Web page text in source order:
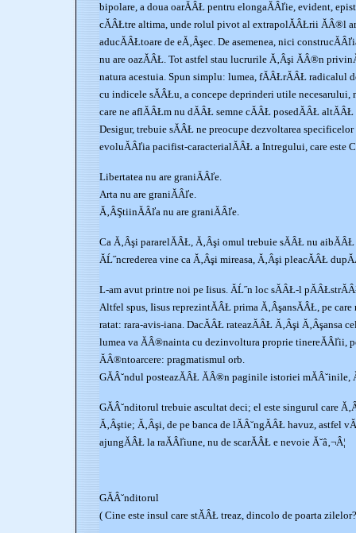
bipolare, a doua oarĂÂŁ pentru elongaĂÂľie, evident,
cĂÂŁtre altima, unde rolul pivot al extrapolĂÂŁrii ĂÂ®l
aducĂÂŁtoare de eĂ‚Âşec. De asemenea, nici
nu are oazĂÂŁ. Tot astfel stau lucrurile Ă‚Âşi ĂÂ®n
natura acestuia. Spun simplu: lumea, fĂÂŁrĂÂŁ radicalul
cu indicele sĂÂŁu, a concepe deprinderi utile
care ne aflĂÂŁm nu dĂÂŁ semne cĂÂŁ posedĂÂŁ
Desigur, trebuie sĂÂŁ ne preocupe dezvoltarea
evoluĂÂľia pacifist-caracterialĂÂŁ a Intregului, care este
Libertatea nu are graniĂÂľe.
Arta nu are graniĂÂľe.
Ă‚ÂŞtiinĂÂľa nu are graniĂÂľe.
Ca Ă‚Âşi pararelĂÂŁ, Ă‚Âşi omul trebuie sĂÂŁ nu
ĂĹ˝ncrederea vine ca Ă‚Âşi mireasa, Ă‚Âşi pleacĂÂŁ
L-am avut printre noi pe Iisus. ĂĹ˝n loc sĂÂŁ-l
Altfel spus, Iisus reprezintĂÂŁ prima Ă‚ÂşansĂÂŁ, pe
ratat: rara-avis-iana. DacĂÂŁ rateazĂÂŁ Ă‚Âşi Ă‚Âşansa
lumea va ĂÂ®nainta cu dezinvoltura proprie tinereĂÂľii,
ĂÂ®ntoarcere: pragmatismul orb.
GĂÂ˘ndul posteazĂÂŁ ĂÂ®n paginile istoriei mĂÂ˘inile,
GĂÂ˘nditorul trebuie ascultat deci; el este singurul care
Ă‚Âştie; Ă‚Âşi, de pe banca de lĂÂ˘ngĂÂŁ havuz, astfel
ajungĂÂŁ la raĂÂľiune, nu de scarĂÂŁ e nevoie Ă˘â‚¬Â¦
GĂÂ˘nditorul
( Cine este insul care stĂÂŁ treaz, dincolo de poarta zilelor?